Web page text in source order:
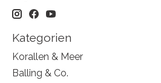
Kategorien
Korallen & Meer
Balling & Co.